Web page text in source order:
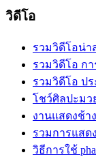
วิดีโอ
รวมวิดีโอน่า
รวมวิดีโอ ก
รวมวิดีโอ ป
โชว์ศิลปะมว
งานแสดงช้า
รวมการแสด
วิธีการใช้